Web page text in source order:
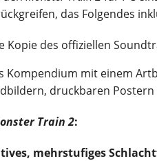
das Folgendes
Kopie des offiziellen
Kompendium mit einem
druckbaren Postern
Train 2:
mehrstufiges